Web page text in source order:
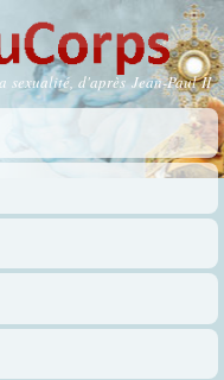
d'après Jean-Paul II